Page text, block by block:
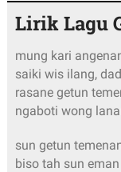
Lirik Lagu
mung kari
saiki wis ilang,
rasane getun
ngaboti wong
sun getun
biso tah sun